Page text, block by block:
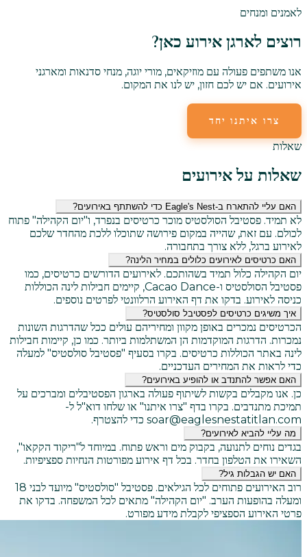
לאמנים ומנחים
רוצים לארגן אירוע כאן?
אנו משתפים פעולה עם מוזיקאים, מורי יוגה, מנחי סדנאות ומארגני
אירועים. אם יש לכם חזון, יש לנו את המקום.
צרו איתנו יחד
שאלות
שאלות על אירועים
האם עליי להתארח ב-Eagle's Nest כדי להשתתף באירועים?
לא תמיד. פסטיבל הסולסטיס מוכר כרטיסים בנפרד, ו"יום הקהילה" פתוח
לכולם. עם זאת, שהייה במקום פירושה שתוכלו ללכת מהחדר שלכם
לאירוע ברגל, ללא צורך בתחבורה.
האם כרטיסים לאירועים כלולים במחיר הלינה?
יום הקהילה כלול תמיד בשהותכם. לאירועים הדורשים כרטיסים, כמו
פסטיבל הסולסטיס ו-Cacao Dance, קיימים חבילות לינה הכוללות
כניסה לאירוע. בדקו את דף האירוע הרלוונטי לפרטים נוספים.
איך משיגים כרטיסים לפסטיבל סולסטיס?
הכרטיסים נמכרים באופן מקוון ומחיריהם עולים ככל שהדרגות השונות
נמכרות. הדרגות המוקדמות הן המשתלמות ביותר. כמו כן, קיימות חבילות
לינה באתר הכוללות כרטיסים. בקרו בסעיף "פסטיבל סולסטיס" למעלה
כדי לראות את המחירים העדכניים.
האם אפשר להתנדב או להופיע באירועים?
כן. אנו מקבלים בקשות לשיתוף פעולה בארגון הפסטיבלים ומברכים על
תמיכת מתנדבים. בקרו בדף "צרו איתנו" או שלחו דוא"ל ל-
soar@eaglesnestatitlan.com כדי להצטרף.
מה עליי להביא לאירועים?
בגדים נוחים לתנועה, בקבוק מים וראש פתוח. במיוחד ל"ריקוד הקקאו",
השאירו את הטלפון בחדר. בכל דף אירוע מפורטות הנחיות ספציפיות.
האם יש הגבלות גיל?
רוב האירועים פתוחים לכל הגילאים. פסטיבל "סולסטיס" מיועד לבני 18
ומעלה בהופעות הערב. "יום הקהילה" מתאים לכל המשפחה. בדקו את
פרטי האירוע הספציפי לקבלת מידע מפורט.